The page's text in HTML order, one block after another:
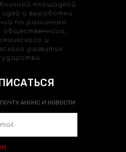
площадкой
идей и выработки
по различным
общественного,
и
развития
АНОНС И НОВОСТИ